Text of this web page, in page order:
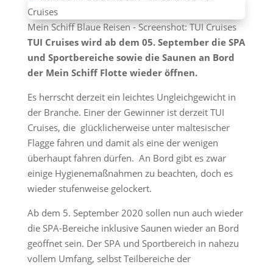
Mein Schiff Blaue Reisen - Screenshot: TUI Cruises
TUI Cruises wird ab dem 05. September die SPA
und Sportbereiche sowie die Saunen an Bord
der Mein Schiff Flotte wieder öffnen.
Es herrscht derzeit ein leichtes Ungleichgewicht in
der Branche. Einer der Gewinner ist derzeit TUI
Cruises, die glücklicherweise unter maltesischer
Flagge fahren und damit als eine der wenigen
überhaupt fahren dürfen. An Bord gibt es zwar
einige Hygienemaßnahmen zu beachten, doch es
wieder stufenweise gelockert.
Ab dem 5. September 2020 sollen nun auch wieder
die SPA-Bereiche inklusive Saunen wieder an Bord
geöffnet sein. Der SPA und Sportbereich in nahezu
vollem Umfang, selbst Teilbereiche der